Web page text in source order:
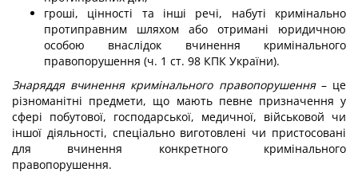
гроші, цінності та інші речі, набуті кримінально
протиправним шляхом або отримані юридичною
особою внаслідок вчинення кримінального
правопорушення (ч. 1 ст. 98 КПК України).
Знаряддя вчинення кримінального правопорушення– це
різноманітні предмети, що мають певне призначення у
сфері побутової, господарської, медичної, військовой чи
іншої діяльності, спеціально виготовлені чи пристосовані
для вчинення конкретного кримінального
правопорушення.